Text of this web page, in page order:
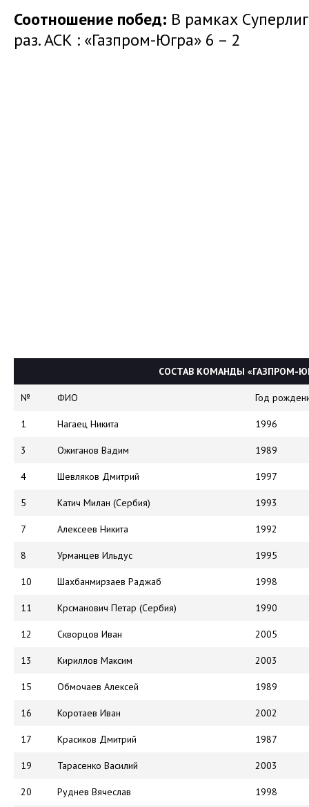
Соотношение побед: В рамках
раз. АСК : «Газпром-Югра» 6 – 2
СОСТАВ КОМАНДЫ «ГАЗПРОМ-
№ ФИО Год
1 Нагаец Никита 1996
3 Ожиганов Вадим 1989
4 Шевляков Дмитрий 1997
5 Катич Милан (Сербия) 1993
7 Алексеев Никита 1992
8 Урманцев Ильдус 1995
10 Шахбанмирзаев Раджаб 1998
11 Крсманович Петар (Сербия) 1990
12 Скворцов Иван 2005
13 Кириллов Максим 2003
15 Обмочаев Алексей 1989
16 Коротаев Иван 2002
17 Красиков Дмитрий 1987
19 Тарасенко Василий 2003
20 Руднев Вячеслав 1998